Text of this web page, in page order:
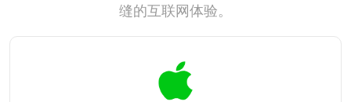
缝的互联网体验。